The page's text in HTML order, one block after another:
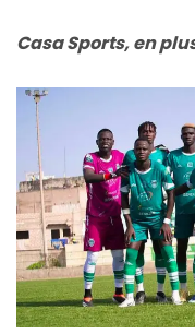
Casa Sports, en